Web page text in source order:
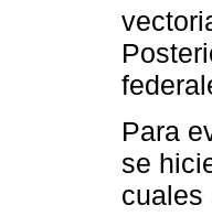
Para
se
cuales